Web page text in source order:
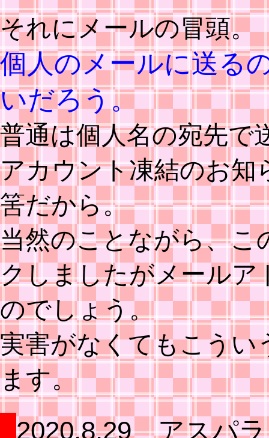
それにメールの冒頭。
個人のメールに送る
いだろう。
普通は個人名の宛先で
アカウント凍結のお知
筈だから。
当然のことながら、こ
クしましたがメールア
のでしょう。
実害がなくてもこうい
ます。
2020.8.29 アスパラ